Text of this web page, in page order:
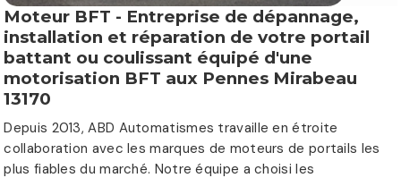
Moteur BFT - Entreprise de dépannage,
installation et réparation de votre portail
battant ou coulissant équipé d'une
motorisation BFT aux Pennes Mirabeau
13170
Depuis 2013, ABD Automatismes travaille en étroite
collaboration avec les marques de moteurs de portails les
plus fiables du marché. Notre équipe a choisi les